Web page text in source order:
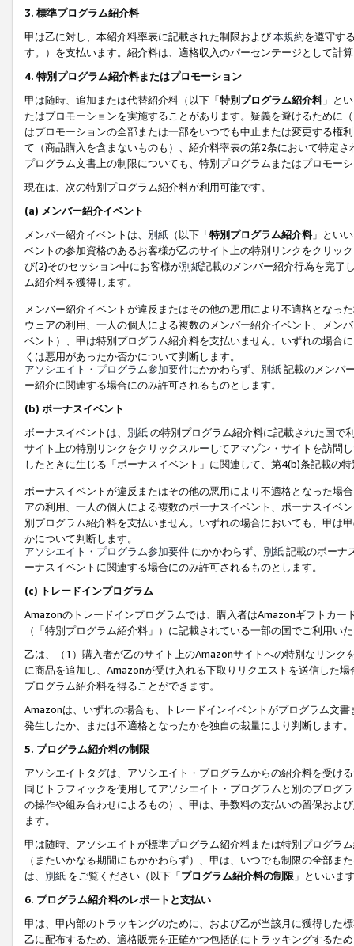
3. 標準プログラム紹介料
甲は乙に対し、本紹介料率表に記載された制限および本規約を遵守す
す。）を支払います。紹介料は、適格収入のパーセンテージとして計
4. 特別プログラム紹介料またはプロモーション
甲は随時、追加または代替紹介料（以下「特別プログラム紹介料」と
たはプロモーションを実施することがあります。疑義を避けるために
はプロモーションの全部または一部をいつでも中止または変更する権
て（商品購入を含まないものも）、紹介料率表の第2条において特定
プログラム文書上の制限についても、特別プログラムまたはプロモー
現在は、次の特別プログラム紹介料が利用可能です。
(a) メンバー紹介イベント
メンバー紹介イベントは、 別紙 （以下「特別プログラム紹介料」とい
ベントの参加資格のあるお客様が乙のサイト上の特別リンクをクリッ
び(2)そのセッション中にお客様が別紙記載のメンバー紹介行為を完了
ム紹介料を獲得します。
メンバー紹介イベントが違反またはその他の悪用により不適格となっ
ウェアの利用、一人の個人による複数のメンバー紹介イベント、メン
ベント）、甲は特別プログラム紹介料を支払いません。いずれの場合
くは悪用があったか否かについて判断します。
アソシエイト・プログラム参加要件にかかわらず、 別紙記載のメンバ
ー紹介に関連する場合にのみ許可されるものとします。
(b) ボーナスイベント
ボーナスイベントは、 別紙の特別プログラム紹介料に記載された国で
サイト上の特別リンクをクリックスルーしてアマゾン・サイトを訪問
したときに生じる「ボーナスイベント」に関連して、第4(b)条記載の
ボーナスイベントが違反またはその他の悪用により不適格となった場
アの利用、一人の個人による複数のボーナスイベント、ボーナスイベ
別プログラム紹介料を支払いません。いずれの場合においても、甲は
かについて判断します。
アソシエイト・プログラム参加要件 にかかわらず、 別紙記載のボーナ
ーナスイベントに関連する場合にのみ許可されるものとします。
(c) トレードインプログラム
Amazonのトレードインプログラムでは、購入者はAmazonギフトカ
（「特別プログラム紹介料」）に記載されている一部の国でご利用い
乙は、（1）購入者が乙のサイト上のAmazonサイトへの特別なリン
に商品を追加し、Amazonが受け入れる下取りリクエストを送信した
プログラム紹介料を得ることができます。
Amazonは、いずれの場合も、トレードインイベントがプログラム文
発生したか、または不適格となったかを独自の裁量により判断します。
5. プログラム紹介料の制限
アソシエイトタグは、アソシエイト・プログラムからの紹介料を受け
同じトラフィックを使用してアソシエイト・プログラムと別のプログ
の操作や組み合わせによるもの）、甲は、手数料の支払いの留保およ
ます。
甲は随時、アソシエイトが標準プログラム紹介料または特別プログラ
（またいかなる期間にもかかわらず）、甲は、いつでも制限の全部
は、 別紙 をご覧ください（以下「プログラム紹介料の制限 」といいま
6. プログラム紹介料のレポートと支払い
甲は、甲内部のトラッキングのために、および乙が当該月に獲得した
乙に配布するため、適格販売を正確かつ包括的にトラッキングするた